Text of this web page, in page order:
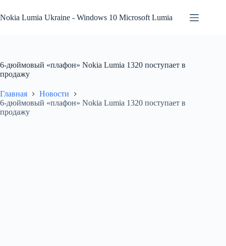
к
сути
Nokia Lumia Ukraine - Windows 10 Microsoft Lumia
6-дюймовый «плафон» Nokia Lumia 1320 поступает в
продажу
Главная
Новости
6-дюймовый «плафон» Nokia Lumia 1320 поступает в
продажу